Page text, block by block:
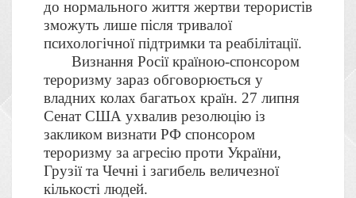
до нормального життя жертви терористів
зможуть лише після тривалої
психологічної підтримки та реабілітації.
Визнання Росії країною-спонсором
тероризму зараз обговорюється у
владних колах багатьох країн. 27 липня
Сенат США ухвалив резолюцію із
закликом визнати РФ спонсором
тероризму за агресію проти України,
Грузії та Чечні і загибель величезної
кількості людей.